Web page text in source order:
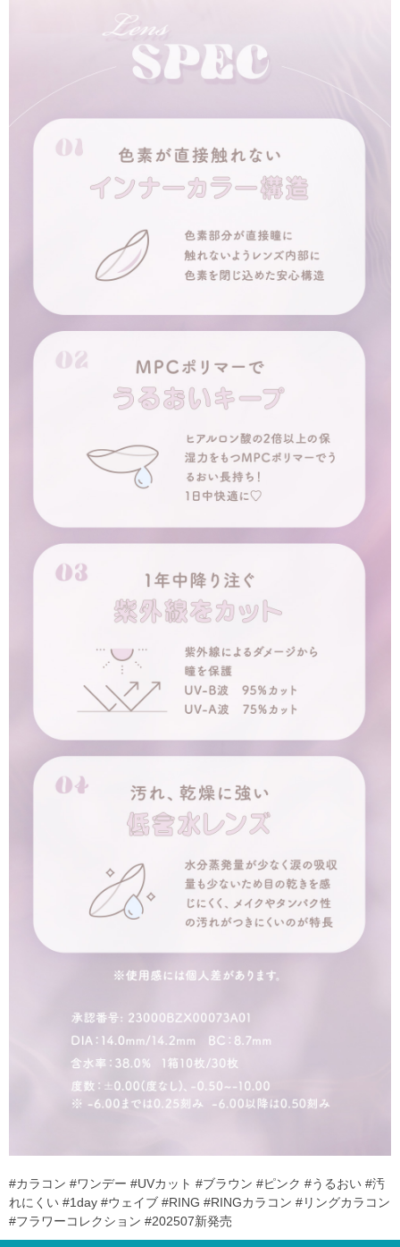
#カラコン #ワンデー #UVカット #ブラウン #ピンク #うるおい #汚
れにくい #1day #ウェイブ #RING #RINGカラコン #リングカラコン
#フラワーコレクション #202507新発売